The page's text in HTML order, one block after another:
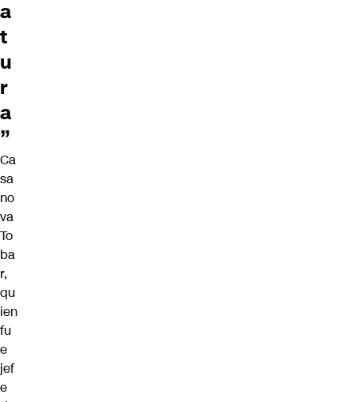
a
t
u
r
a
”
Ca
sa
no
va
To
ba
r,
qu
ien
fu
e
jef
e